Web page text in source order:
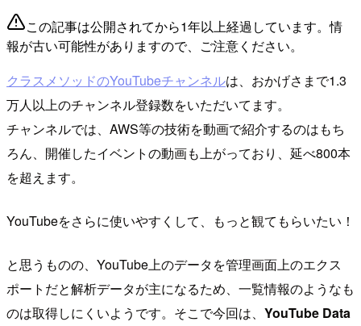
この記事は公開されてから1年以上経過しています。情
報が古い可能性がありますので、ご注意ください。
クラスメソッドのYouTubeチャンネルは、おかげさまで1.3
万人以上のチャンネル登録数をいただいてます。
チャンネルでは、AWS等の技術を動画で紹介するのはもち
ろん、開催したイベントの動画も上がっており、延べ800本
を超えます。
YouTubeをさらに使いやすくして、もっと観てもらいたい！
と思うものの、YouTube上のデータを管理画面上のエクス
ポートだと解析データが主になるため、一覧情報のようなも
のは取得しにくいようです。そこで今回は、 YouTube Data